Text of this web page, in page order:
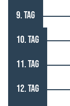
9. TAG
10. TAG
11. TAG
12. TAG